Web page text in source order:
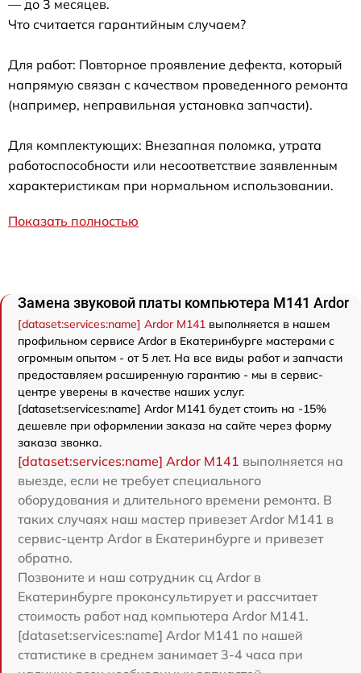
— до 3 месяцев.
Что считается гарантийным случаем?
Для работ: Повторное проявление дефекта, который
напрямую связан с качеством проведенного ремонта
(например, неправильная установка запчасти).
Для комплектующих: Внезапная поломка, утрата
работоспособности или несоответствие заявленным
характеристикам при нормальном использовании.
Показать полностью
Замена звуковой платы компьютера M141 Ardor
[dataset:services:name] Ardor M141 выполняется в нашем
профильном сервисе Ardor в Екатеринбурге мастерами с
огромным опытом - от 5 лет. На все виды работ и запчасти
предоставляем расширенную гарантию - мы в сервис-
центре уверены в качестве наших услуг.
[dataset:services:name] Ardor M141 будет стоить на -15%
дешевле при оформлении заказа на сайте через форму
заказа звонка.
[dataset:services:name] Ardor M141 выполняется на
выезде, если не требует специального
оборудования и длительного времени ремонта. В
таких случаях наш мастер привезет Ardor M141 в
сервис-центр Ardor в Екатеринбурге и привезет
обратно.
Позвоните и наш сотрудник сц Ardor в
Екатеринбурге проконсультирует и рассчитает
стоимость работ над компьютера Ardor M141.
[dataset:services:name] Ardor M141 по нашей
статистике в среднем занимает 3-4 часа при